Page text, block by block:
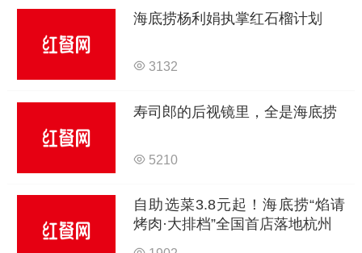
海底捞杨利娟执掌红石榴计划
3132
寿司郎的后视镜里，全是海底捞
5210
自助选菜3.8元起！海底捞“焰请
烤肉·大排档”全国首店落地杭州